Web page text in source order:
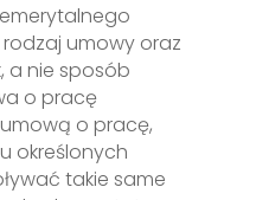
umowy oraz
a nie sposób
o pracę
o pracę,
określonych
takie same